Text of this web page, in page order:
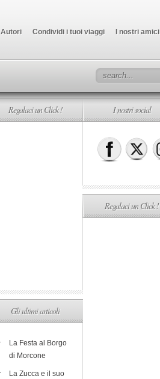
Autori Condividi i tuoi viaggi I nostri amici
Regalaci un Click !
Gli ultimi articoli
La Festa al Borgo
di Morcone
La Zucca e il suo
I nostri social
Regalaci un Click !